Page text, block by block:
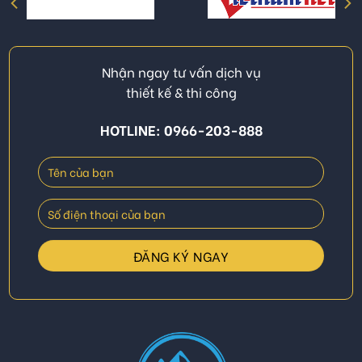
Nhận ngay tư vấn dịch vụ
thiết kế & thi công
HOTLINE: 0966-203-888